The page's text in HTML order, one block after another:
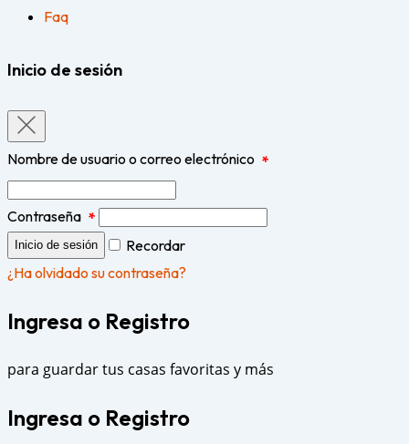
Faq
Inicio de sesión
Nombre de usuario o correo electrónico *
Contraseña *
Inicio de sesión
Recordar
¿Ha olvidado su contraseña?
Ingresa o Registro
para guardar tus casas favoritas y más
Ingresa o Registro